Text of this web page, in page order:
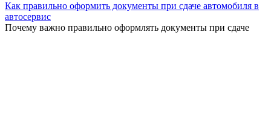
Как правильно оформить документы при сдаче автомобиля в
автосервис
Почему важно правильно оформлять документы при сдаче